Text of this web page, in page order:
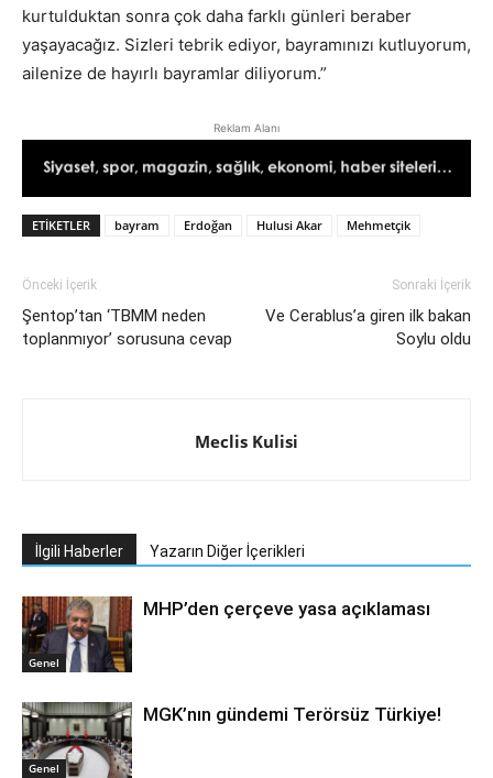
kurtulduktan sonra çok daha farklı günleri beraber
yaşayacağız. Sizleri tebrik ediyor, bayramınızı kutluyorum,
ailenize de hayırlı bayramlar diliyorum.”
Reklam Alanı
ETIKETLER bayram Erdoğan Hulusi Akar Mehmetçik
Önceki İçerik
Şentop’tan ‘TBMM neden
toplanmıyor’ sorusuna cevap
Sonraki İçerik
Ve Cerablus’a giren ilk bakan
Soylu oldu
Meclis Kulisi
İlgili Haberler Yazarın Diğer İçerikleri
Genel
MHP’den çerçeve yasa açıklaması
Genel
MGK’nın gündemi Terörsüz Türkiye!